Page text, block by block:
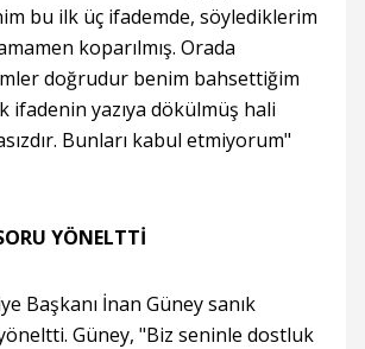
bu ilk üç ifademde, söylediklerim
koparılmış. Orada
doğrudur benim bahsettiğim
ifadenin yazıya dökülmüş hali
Bunları kabul etmiyorum"
YÖNELTTİ
Başkanı İnan Güney sanık
Güney, "Biz seninle dostluk